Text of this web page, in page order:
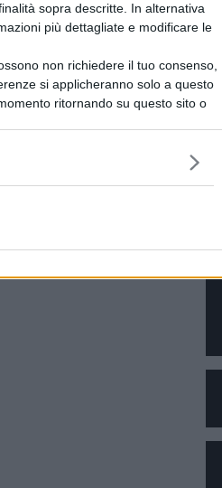
sopra descritte. In alternativa
più dettagliate e modificare le
non richiedere il tuo consenso,
si applicheranno solo a questo
ritornando su questo sito o